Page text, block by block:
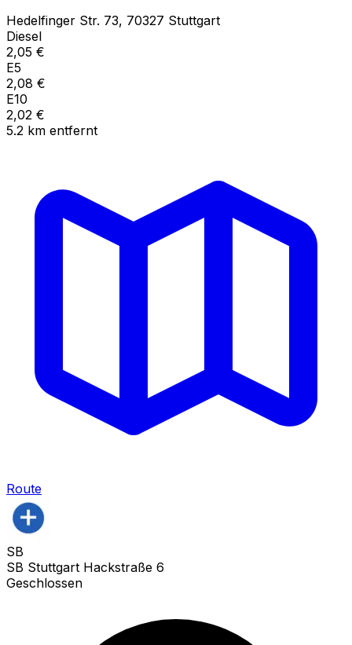
Hedelfinger Str. 73, 70327 Stuttgart
Diesel
2,05 €
E5
2,08 €
E10
2,02 €
5.2 km entfernt
Route
SB
SB Stuttgart Hackstraße 6
Geschlossen